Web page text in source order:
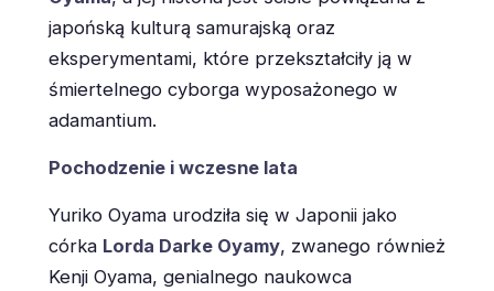
japońską kulturą samurajską oraz
eksperymentami, które przekształciły ją w
śmiertelnego cyborga wyposażonego w
adamantium.
Pochodzenie i wczesne lata
Yuriko Oyama urodziła się w Japonii jako
córka Lorda Darke Oyamy, zwanego również
Kenji Oyama, genialnego naukowca